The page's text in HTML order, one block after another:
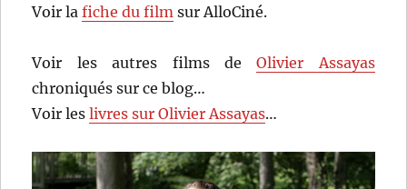
Voir lafiche du film sur AlloCiné.
Voir les autres films deOlivier Assayas
chroniqués sur ce blog…
Voir leslivres sur Olivier Assayas…